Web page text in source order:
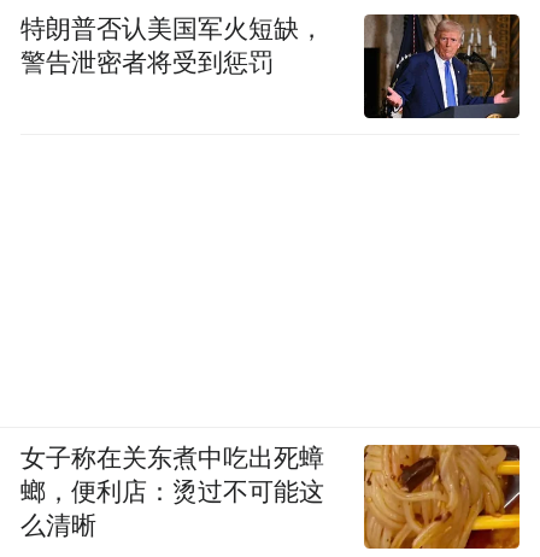
特朗普否认美国军火短缺，
警告泄密者将受到惩罚
女子称在关东煮中吃出死蟑
螂，便利店：烫过不可能这
么清晰